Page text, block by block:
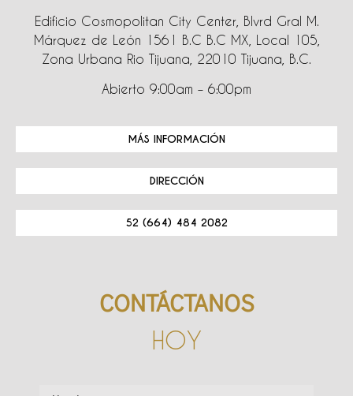
Edificio Cosmopolitan City Center, Blvrd Gral M.
Márquez de León 1561 B.C B.C MX, Local 105,
Zona Urbana Rio Tijuana, 22010 Tijuana, B.C.
Abierto 9:00am – 6:00pm
MÁS INFORMACIÓN
DIRECCIÓN
52 (664) 484 2082
CONTÁCTANOS
HOY